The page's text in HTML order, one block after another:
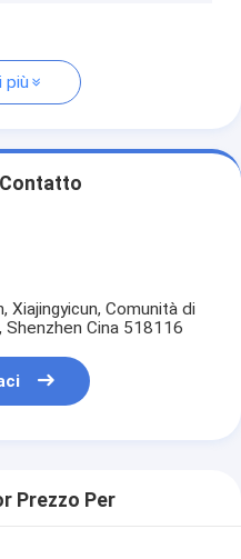
più
Xiajingyicun, Comunità di
Shenzhen Cina 518116
Prezzo Per